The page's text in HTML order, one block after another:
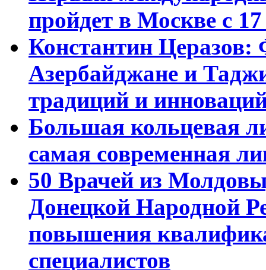
пройдет в Москве с
Константин Церазов:
Азербайджане и
традиций и
Большая кольцевая
самая современная
50 Врачей из
Донецкой Народной
повышения
специалистов